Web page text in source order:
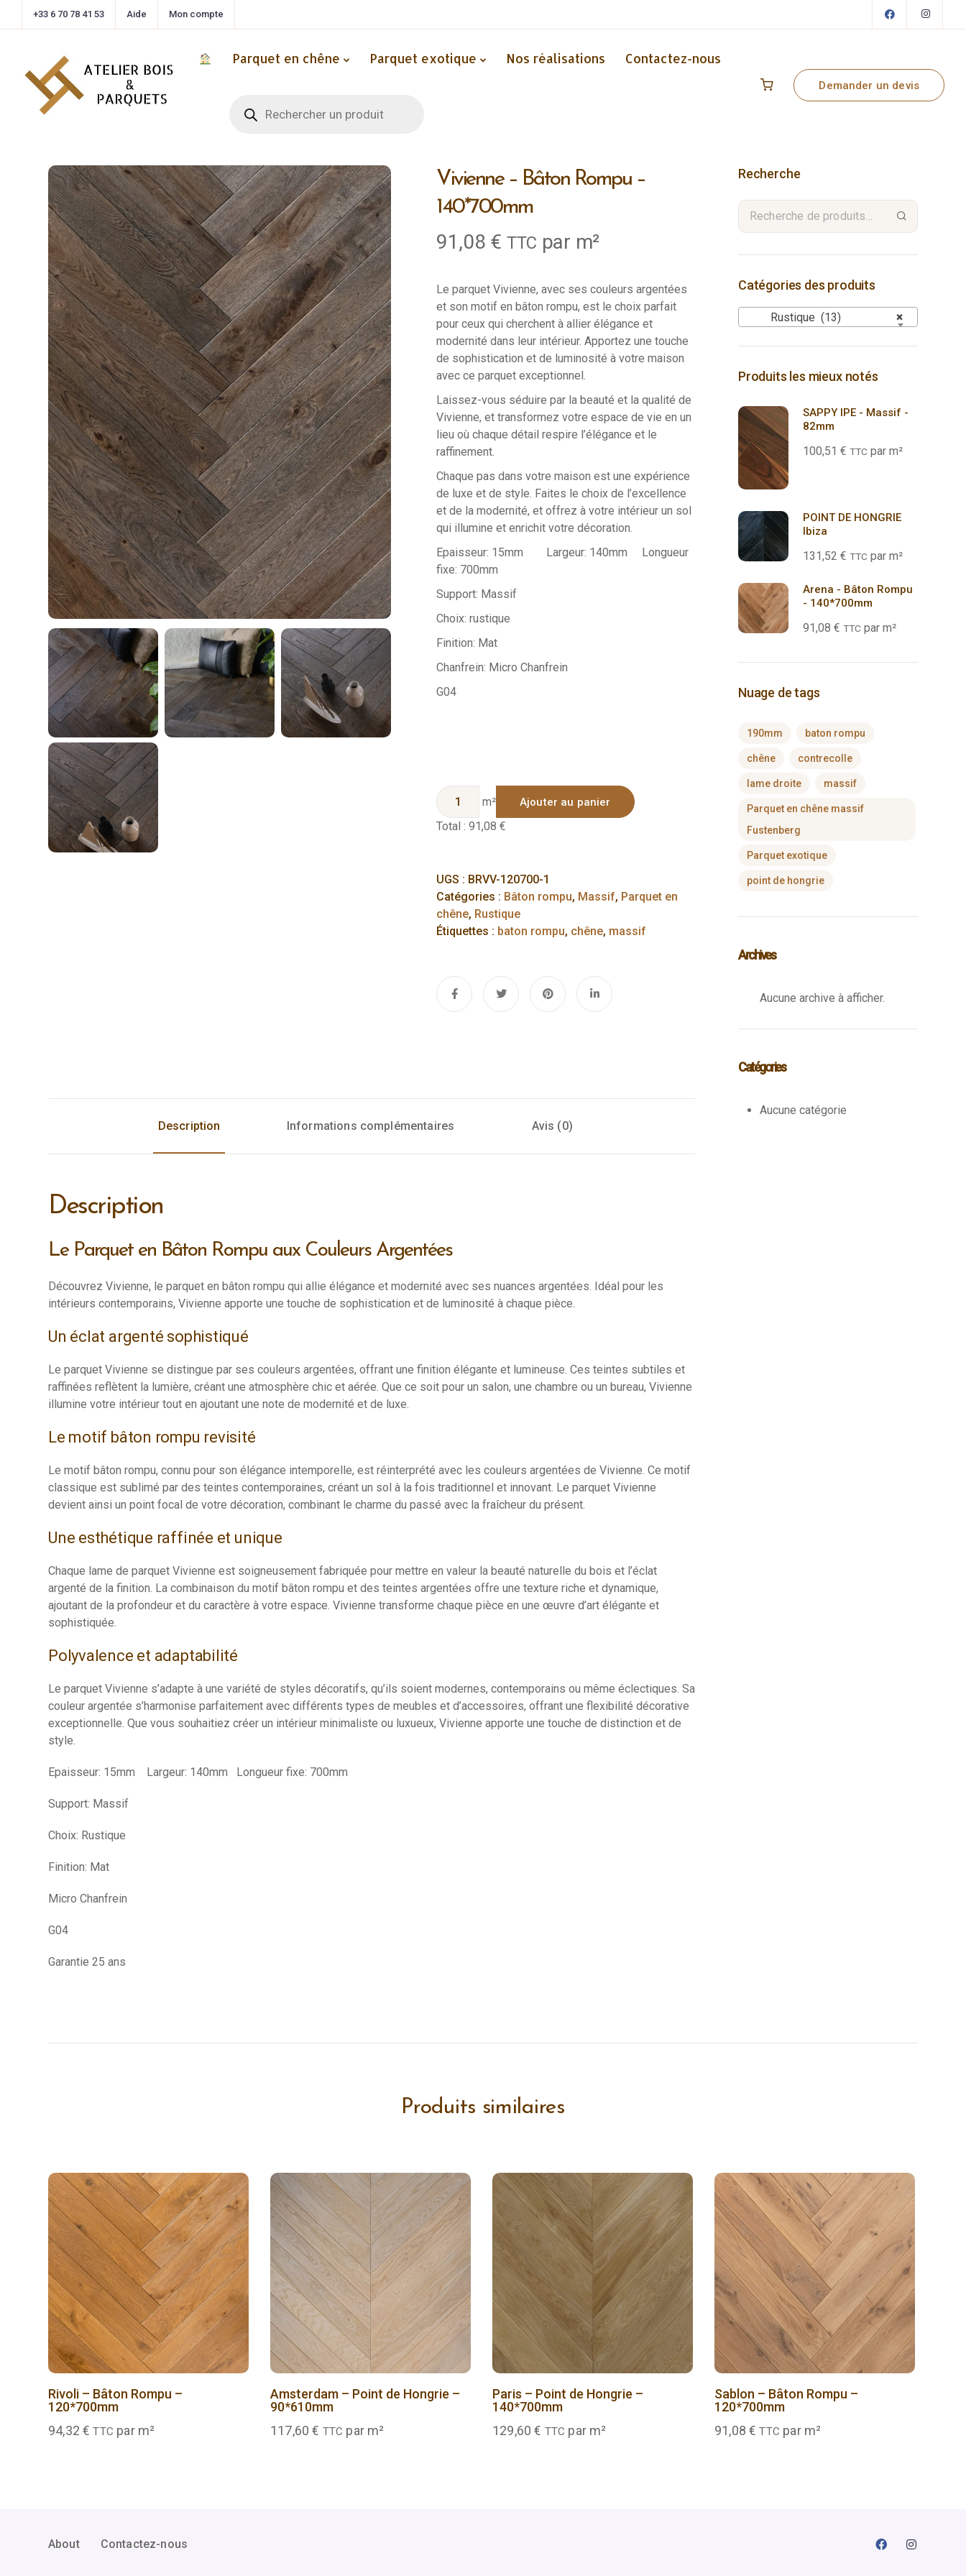
+33 6 70 78 41 53 Aide Mon compte
Parquet en chêne Parquet exotique Nos réalisations Contactez-nous
Demander un devis
Vivienne – Bâton Rompu –
140*700mm
91,08 € TTC par m²
Le parquet Vivienne, avec ses couleurs argentées
et son motif en bâton rompu, est le choix parfait
pour ceux qui cherchent à allier élégance et
modernité dans leur intérieur. Apportez une touche
de sophistication et de luminosité à votre maison
avec ce parquet exceptionnel.
Laissez-vous séduire par la beauté et la qualité de
Vivienne, et transformez votre espace de vie en un
lieu où chaque détail respire l’élégance et le
raffinement.
Chaque pas dans votre maison est une expérience
de luxe et de style. Faites le choix de l’excellence
et de la modernité, et offrez à votre intérieur un sol
qui illumine et enrichit votre décoration.
Epaisseur: 15mm Largeur: 140mm Longueur
fixe: 700mm
Support: Massif
Choix: rustique
Finition: Mat
Chanfrein: Micro Chanfrein
G04
m² Ajouter au panier
Total : 91,08 €
UGS : BRVV-120700-1
Catégories : Bâton rompu, Massif, Parquet en
chêne, Rustique
Étiquettes : baton rompu, chêne, massif
Description Informations complémentaires Avis (0)
Description
Le Parquet en Bâton Rompu aux Couleurs Argentées
Découvrez Vivienne, le parquet en bâton rompu qui allie élégance et modernité avec ses nuances argentées. Idéal pour les
intérieurs contemporains, Vivienne apporte une touche de sophistication et de luminosité à chaque pièce.
Un éclat argenté sophistiqué
Le parquet Vivienne se distingue par ses couleurs argentées, offrant une finition élégante et lumineuse. Ces teintes subtiles et
raffinées reflètent la lumière, créant une atmosphère chic et aérée. Que ce soit pour un salon, une chambre ou un bureau, Vivienne
illumine votre intérieur tout en ajoutant une note de modernité et de luxe.
Le motif bâton rompu revisité
Le motif bâton rompu, connu pour son élégance intemporelle, est réinterprété avec les couleurs argentées de Vivienne. Ce motif
classique est sublimé par des teintes contemporaines, créant un sol à la fois traditionnel et innovant. Le parquet Vivienne
devient ainsi un point focal de votre décoration, combinant le charme du passé avec la fraîcheur du présent.
Une esthétique raffinée et unique
Chaque lame de parquet Vivienne est soigneusement fabriquée pour mettre en valeur la beauté naturelle du bois et l’éclat
argenté de la finition. La combinaison du motif bâton rompu et des teintes argentées offre une texture riche et dynamique,
ajoutant de la profondeur et du caractère à votre espace. Vivienne transforme chaque pièce en une œuvre d’art élégante et
sophistiquée.
Polyvalence et adaptabilité
Le parquet Vivienne s’adapte à une variété de styles décoratifs, qu’ils soient modernes, contemporains ou même éclectiques. Sa
couleur argentée s’harmonise parfaitement avec différents types de meubles et d’accessoires, offrant une flexibilité décorative
exceptionnelle. Que vous souhaitiez créer un intérieur minimaliste ou luxueux, Vivienne apporte une touche de distinction et de
style.
Epaisseur: 15mm Largeur: 140mm Longueur fixe: 700mm
Support: Massif
Choix: Rustique
Finition: Mat
Micro Chanfrein
G04
Garantie 25 ans
Recherche
Catégories des produits
×
Rustique (13)
Produits les mieux notés
SAPPY IPE - Massif -
82mm
100,51 € TTC par m²
POINT DE HONGRIE
Ibiza
131,52 € TTC par m²
Arena - Bâton Rompu
- 140*700mm
91,08 € TTC par m²
Nuage de tags
190mm baton rompu
chêne contrecolle
lame droite massif
Parquet en chêne massif
Fustenberg
Parquet exotique
point de hongrie
Archives
Aucune archive à afficher.
Catégories
Aucune catégorie
Produits similaires
Rivoli – Bâton Rompu –
120*700mm
94,32€ TTC par m²
Amsterdam – Point de Hongrie –
90*610mm
117,60€ TTC par m²
Paris – Point de Hongrie –
140*700mm
129,60€ TTC par m²
Sablon – Bâton Rompu –
120*700mm
91,08€ TTC par m²
About Contactez-nous